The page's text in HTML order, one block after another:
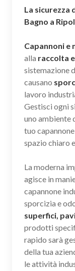
La sicurezza
Bagno a
Capannoni e
alla raccolta
sistemazione
causano
lavoro
Gestisci ogni
uno ambiente
tuo
spazio chiaro
La moderna
agisce in
capannone
sporcizia e
superfici,
prodotti
rapido sarà
della tua
le attività